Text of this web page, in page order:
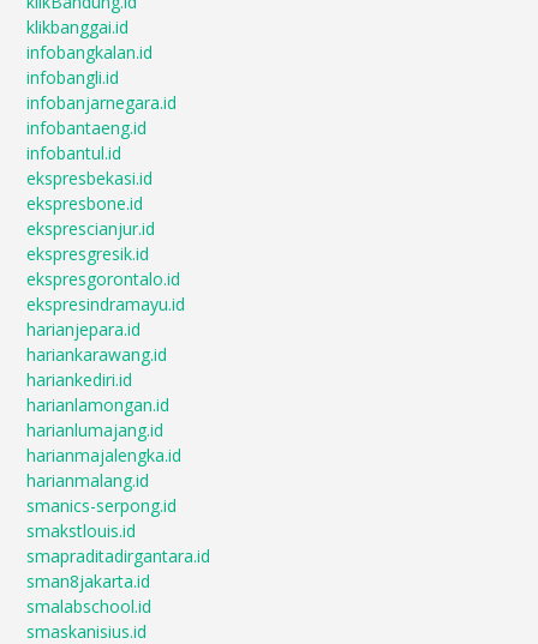
klikbanggai.id
infobangkalan.id
infobangli.id
infobanjarnegara.id
infobantaeng.id
infobantul.id
ekspresbekasi.id
ekspresbone.id
eksprescianjur.id
ekspresgresik.id
ekspresgorontalo.id
ekspresindramayu.id
harianjepara.id
hariankarawang.id
hariankediri.id
harianlamongan.id
harianlumajang.id
harianmajalengka.id
harianmalang.id
smanics-serpong.id
smakstlouis.id
smapraditadirgantara.id
sman8jakarta.id
smalabschool.id
smaskanisius.id